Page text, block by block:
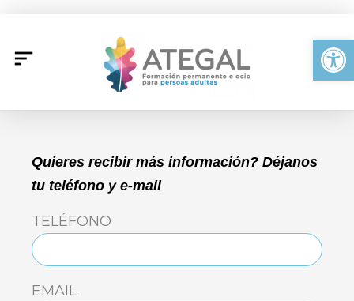
contenido
Quieres recibir más información? Déjanos
tu teléfono y e-mail
TELÉFONO
EMAIL